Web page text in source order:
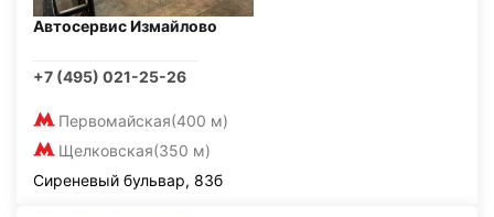
Автосервис Измайлово
+7 (495) 021-25-26
Первомайская(400 м)
Щелковская(350 м)
Сиреневый бульвар, 83б